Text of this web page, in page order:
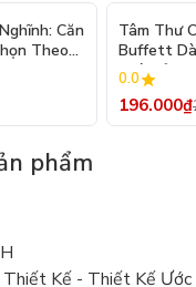
Căn
Theo
Sticker
Tâm Thư
Buffett
(Tái Bản
0.0
196.000₫
phẩm
Thiết Kế - Thiết Kế